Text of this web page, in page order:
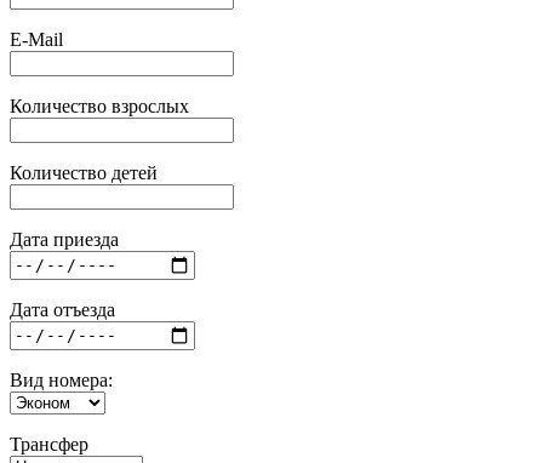
E-Mail
Количество взрослых
Количество детей
Дата приезда
Дата отъезда
Вид номера:
Трансфер